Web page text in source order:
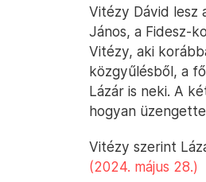
Vitézy Dávid lesz
János, a Fidesz-
Vitézy, aki
közgyűlésből, a
Lázár is neki. A
hogyan
Vitézy szerint
(2024. május 28.)